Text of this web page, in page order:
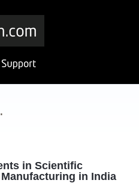
in Scientific
in India